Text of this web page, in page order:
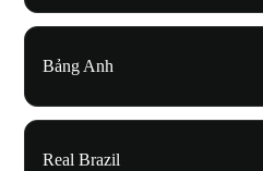
Bảng Anh
Real Brazil